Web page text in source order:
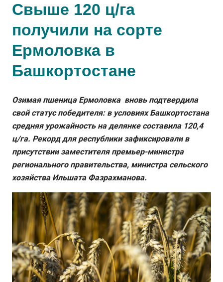
Свыше 120 ц/га
получили на сорте
Ермоловка в
Башкортостане
Озимая пшеница Ермоловка вновь подтвердила
свой статус победителя: в условиях Башкортостана
средняя урожайность на делянке составила 120,4
ц/га. Рекорд для республики зафиксировали в
присутствии заместителя премьер-министра
регионального правительства, министра сельского
хозяйства Ильшата Фазрахманова.